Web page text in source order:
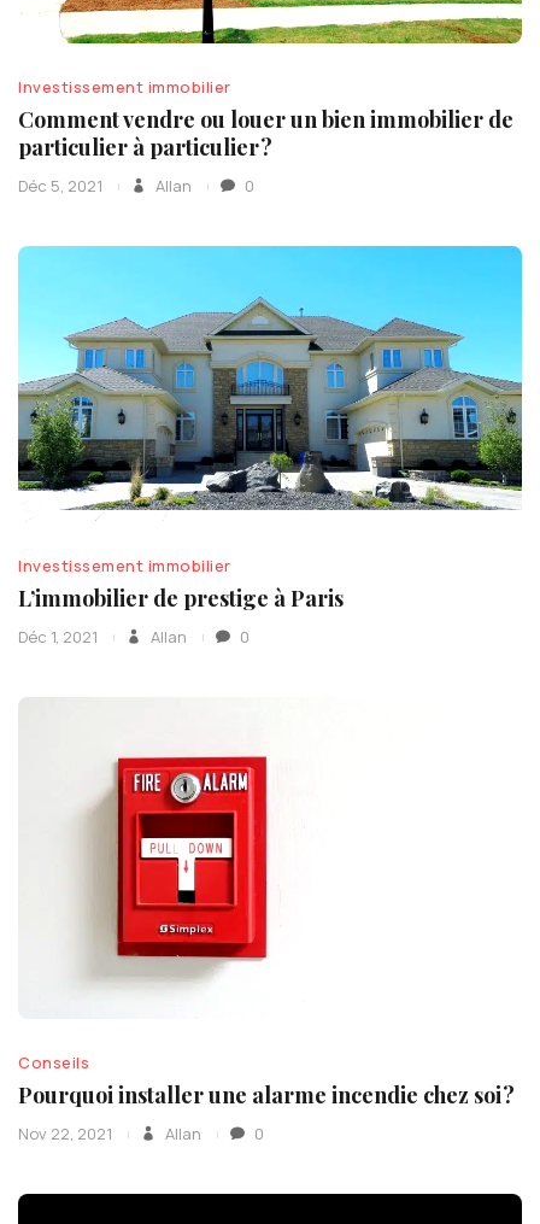
Investissement immobilier
Comment vendre ou louer un bien immobilier de
particulier à particulier ?
Déc 5, 2021 Allan 0
Investissement immobilier
L’immobilier de prestige à Paris
Déc 1, 2021 Allan 0
Conseils
Pourquoi installer une alarme incendie chez soi ?
Nov 22, 2021 Allan 0